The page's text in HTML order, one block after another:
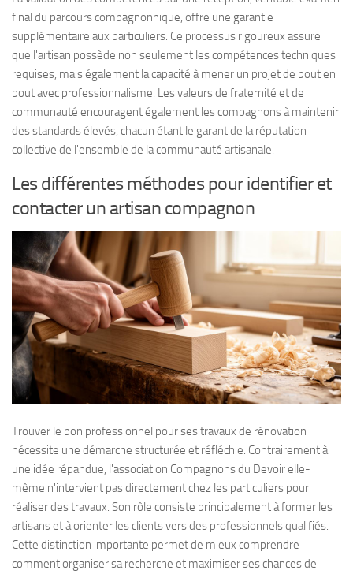
final du parcours compagnonnique, offre une garantie
supplémentaire aux particuliers. Ce processus rigoureux assure
que l'artisan possède non seulement les compétences techniques
requises, mais également la capacité à mener un projet de bout en
bout avec professionnalisme. Les valeurs de fraternité et de
communauté encouragent également les compagnons à maintenir
des standards élevés, chacun étant le garant de la réputation
collective de l'ensemble de la communauté artisanale.
Les différentes méthodes pour identifier et
contacter un artisan compagnon
Trouver le bon professionnel pour ses travaux de rénovation
nécessite une démarche structurée et réfléchie. Contrairement à
une idée répandue, l'association Compagnons du Devoir elle-
même n'intervient pas directement chez les particuliers pour
réaliser des travaux. Son rôle consiste principalement à former les
artisans et à orienter les clients vers des professionnels qualifiés.
Cette distinction importante permet de mieux comprendre
comment organiser sa recherche et maximiser ses chances de